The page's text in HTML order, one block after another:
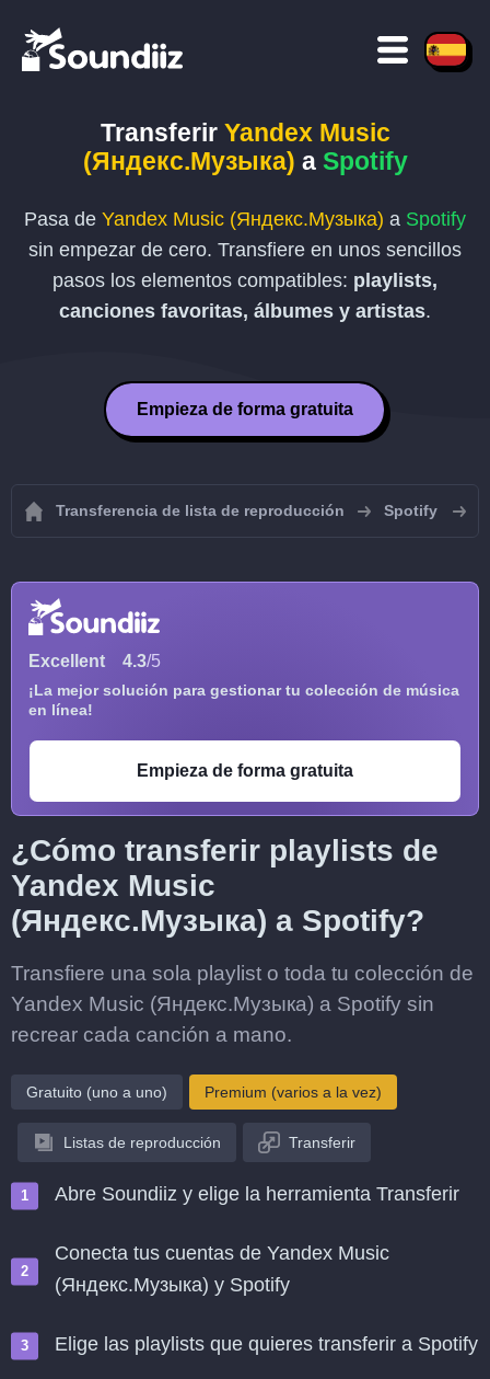
Transferir Yandex Music
(Яндекс.Музыка) a Spotify
Pasa de Yandex Music (Яндекс.Музыка) a Spotify
sin empezar de cero. Transfiere en unos sencillos
pasos los elementos compatibles: playlists,
canciones favoritas, álbumes y artistas.
Empieza de forma gratuita
Transferencia de lista de reproducción Spotify
Excellent 4.3/5
¡La mejor solución para gestionar tu colección de música
en línea!
Empieza de forma gratuita
¿Cómo transferir playlists de
Yandex Music
(Яндекс.Музыка) a Spotify?
Transfiere una sola playlist o toda tu colección de
Yandex Music (Яндекс.Музыка) a Spotify sin
recrear cada canción a mano.
Gratuito (uno a uno) Premium (varios a la vez)
Listas de reproducción Transferir
Abre Soundiiz y elige la herramienta Transferir
Conecta tus cuentas de Yandex Music
(Яндекс.Музыка) y Spotify
Elige las playlists que quieres transferir a Spotify